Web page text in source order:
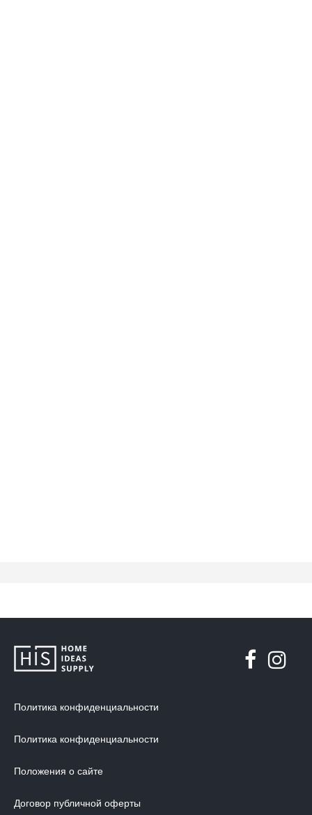
Политика конфиденциальности
Политика конфиденциальности
Положения о сайте
Договор публичной оферты